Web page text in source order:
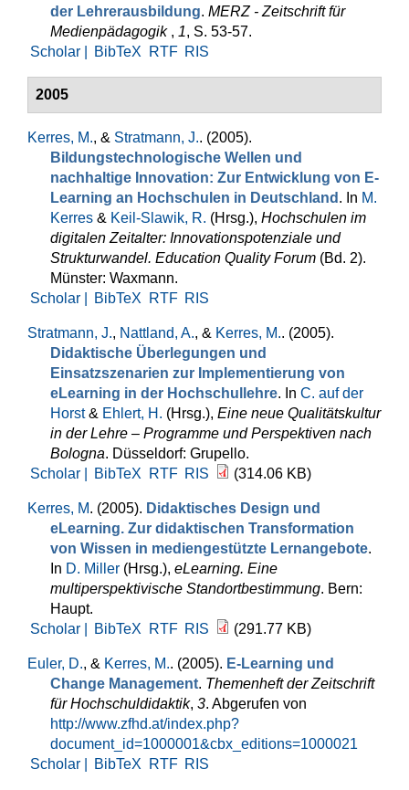
der Lehrerausbildung. MERZ - Zeitschrift für
Medienpädagogik , 1, S. 53-57.
Scholar |
BibTeX RTF RIS
2005
Kerres, M., & Stratmann, J.. (2005).
Bildungstechnologische Wellen und
nachhaltige Innovation: Zur Entwicklung von E-
Learning an Hochschulen in Deutschland . In M.
Kerres & Keil-Slawik, R. (Hrsg.), Hochschulen im
digitalen Zeitalter: Innovationspotenziale und
Strukturwandel. Education Quality Forum (Bd. 2).
Münster: Waxmann.
Scholar |
BibTeX RTF RIS
Stratmann, J., Nattland, A., & Kerres, M.. (2005).
Didaktische Überlegungen und
Einsatzszenarien zur Implementierung von
eLearning in der Hochschullehre. In C. auf der
Horst& Ehlert, H. (Hrsg.), Eine neue Qualitätskultur
in der Lehre – Programme und Perspektiven nach
Bologna. Düsseldorf: Grupello.
Scholar |
BibTeX RTF RIS (314.06 KB)
Kerres, M. (2005). Didaktisches Design und
eLearning. Zur didaktischen Transformation
von Wissen in mediengestützte Lernangebote.
In D. Miller (Hrsg.), eLearning. Eine
multiperspektivische Standortbestimmung. Bern:
Haupt.
Scholar |
BibTeX RTF RIS (291.77 KB)
Euler, D., & Kerres, M.. (2005). E-Learning und
Change Management. Themenheft der Zeitschrift
für Hochschuldidaktik, 3. Abgerufen von
http://www.zfhd.at/index.php?
document_id=1000001&cbx_editions=1000021
Scholar |
BibTeX RTF RIS